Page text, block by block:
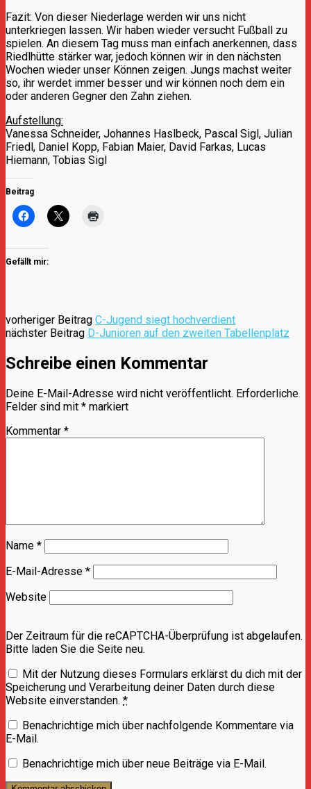
Fazit: Von dieser Niederlage werden wir uns nicht
unterkriegen lassen. Wir haben wieder versucht Fußball zu
spielen. An diesem Tag muss man einfach anerkennen, dass
Riedlhütte stärker war, jedoch können wir in den nächsten
Wochen wieder unser Können zeigen. Jungs machst weiter
so, ihr werdet immer besser und wir können noch dem ein
oder anderen Gegner den Zahn ziehen.
Aufstellung:
Vanessa Schneider, Johannes Haslbeck, Pascal Sigl, Julian
Friedl, Daniel Kopp, Fabian Maier, David Farkas, Lucas
Hiemann, Tobias Sigl
Beitrag
Gefällt mir:
vorheriger Beitrag C-Jugend siegt hochverdient
nächster Beitrag D-Junioren auf den zweiten Tabellenplatz
Schreibe einen Kommentar
Deine E-Mail-Adresse wird nicht veröffentlicht. Erforderliche
Felder sind mit * markiert
Kommentar *
Name *
E-Mail-Adresse *
Website
Der Zeitraum für die reCAPTCHA-Überprüfung ist abgelaufen.
Bitte laden Sie die Seite neu.
Mit der Nutzung dieses Formulars erklärst du dich mit der
Speicherung und Verarbeitung deiner Daten durch diese
Website einverstanden. *
Benachrichtige mich über nachfolgende Kommentare via
E-Mail.
Benachrichtige mich über neue Beiträge via E-Mail.